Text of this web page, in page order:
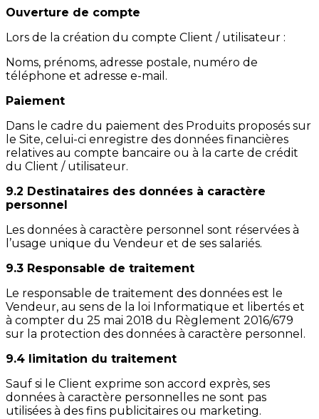
Ouverture de compte
Lors de la création du compte Client / utilisateur :
Noms, prénoms, adresse postale, numéro de
téléphone et adresse e-mail.
Paiement
Dans le cadre du paiement des Produits proposés sur
le Site, celui-ci enregistre des données financières
relatives au compte bancaire ou à la carte de crédit
du Client / utilisateur.
9.2 Destinataires des données à caractère
personnel
Les données à caractère personnel sont réservées à
l’usage unique du Vendeur et de ses salariés.
9.3 Responsable de traitement
Le responsable de traitement des données est le
Vendeur, au sens de la loi Informatique et libertés et
à compter du 25 mai 2018 du Règlement 2016/679
sur la protection des données à caractère personnel.
9.4 limitation du traitement
Sauf si le Client exprime son accord exprès, ses
données à caractère personnelles ne sont pas
utilisées à des fins publicitaires ou marketing.